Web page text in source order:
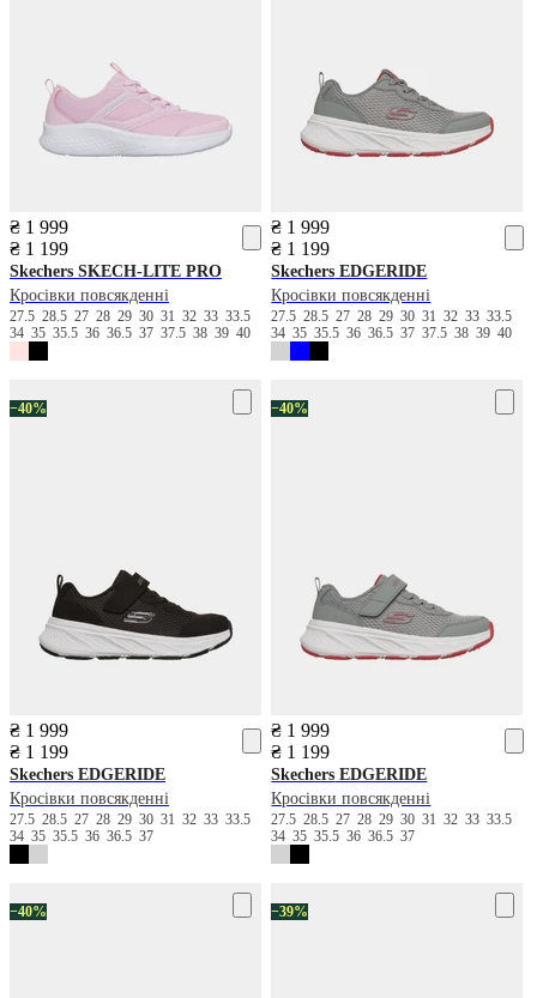
₴ 1 999
₴ 1 199
Skechers SKECH-LITE PRO
Кросівки повсякденні
27.5 28.5 27 28 29 30 31 32 33 33.5
34 35 35.5 36 36.5 37 37.5 38 39 40
₴ 1 999
₴ 1 199
Skechers EDGERIDE
Кросівки повсякденні
27.528.52728293031323333.5
343535.53636.53737.5383940
−40%
₴ 1 999
₴ 1 199
Skechers EDGERIDE
Кросівки повсякденні
27.5 28.5 27 28 29 30 31 32 33 33.5
34 35 35.5 36 36.5 37
−40%
₴ 1 999
₴ 1 199
Skechers EDGERIDE
Кросівки повсякденні
27.528.52728293031323333.5
343535.53636.537
−40% −39%